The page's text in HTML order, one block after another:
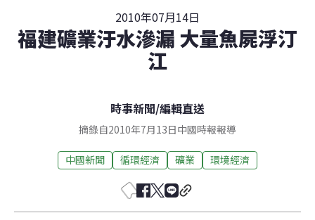
2010年07月14日
福建礦業汙水滲漏 大量魚屍浮汀
江
時事新聞/編輯直送
摘錄自2010年7月13日中國時報報導
中國新聞 循環經濟 礦業 環境經濟